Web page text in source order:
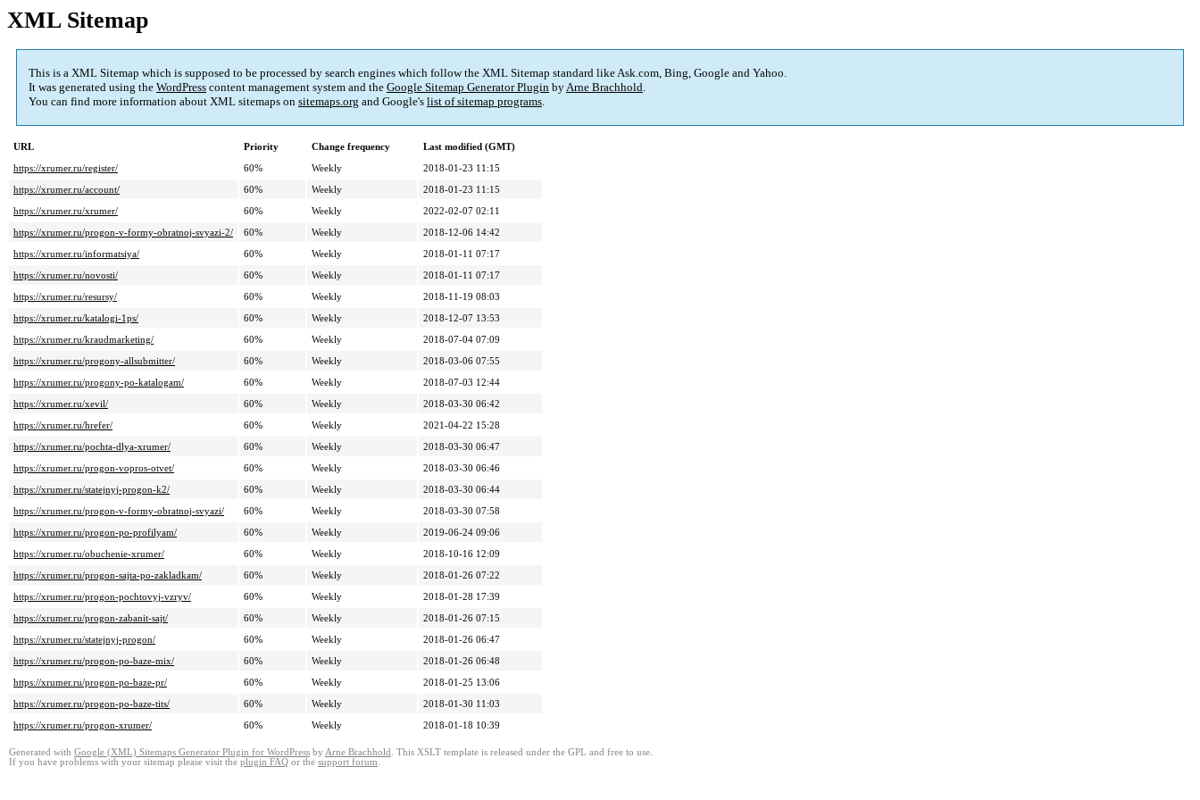
XML Sitemap
This is a XML Sitemap which is supposed to be processed by search engines which follow the XML Sitemap standard like Ask.com, Bing, Google and Yahoo.
It was generated using the WordPress content management system and the Google Sitemap Generator Plugin byArne Brachhold.
You can find more information about XML sitemaps on sitemaps.org and Google's list of sitemap programs.
URL Priority Change frequency
Last modified (GMT)
https://xrumer.ru/register/
60% Weekly
2018-01-23 11:15
https://xrumer.ru/account/
60% Weekly
2018-01-23 11:15
https://xrumer.ru/xrumer/
60% Weekly
2022-02-07 02:11
https://xrumer.ru/progon-v-formy-obratnoj-svyazi-2/
60% Weekly
2018-12-06 14:42
https://xrumer.ru/informatsiya/
60% Weekly
2018-01-11 07:17
https://xrumer.ru/novosti/
60% Weekly
2018-01-11 07:17
https://xrumer.ru/resursy/
60% Weekly
2018-11-19 08:03
https://xrumer.ru/katalogi-1ps/
60% Weekly
2018-12-07 13:53
https://xrumer.ru/kraudmarketing/
60% Weekly
2018-07-04 07:09
https://xrumer.ru/progony-allsubmitter/
60% Weekly
2018-03-06 07:55
https://xrumer.ru/progony-po-katalogam/
60% Weekly
2018-07-03 12:44
https://xrumer.ru/xevil/
60% Weekly
2018-03-30 06:42
https://xrumer.ru/hrefer/
60% Weekly
2021-04-22 15:28
https://xrumer.ru/pochta-dlya-xrumer/
60% Weekly
2018-03-30 06:47
https://xrumer.ru/progon-vopros-otvet/
60% Weekly
2018-03-30 06:46
https://xrumer.ru/statejnyj-progon-k2/
60% Weekly
2018-03-30 06:44
https://xrumer.ru/progon-v-formy-obratnoj-svyazi/
60% Weekly
2018-03-30 07:58
https://xrumer.ru/progon-po-profilyam/
60% Weekly
2019-06-24 09:06
https://xrumer.ru/obuchenie-xrumer/
60% Weekly
2018-10-16 12:09
https://xrumer.ru/progon-sajta-po-zakladkam/
60% Weekly
2018-01-26 07:22
https://xrumer.ru/progon-pochtovyj-vzryv/
60% Weekly
2018-01-28 17:39
https://xrumer.ru/progon-zabanit-sajt/
60% Weekly
2018-01-26 07:15
https://xrumer.ru/statejnyj-progon/
60% Weekly
2018-01-26 06:47
https://xrumer.ru/progon-po-baze-mix/
60% Weekly
2018-01-26 06:48
https://xrumer.ru/progon-po-baze-pr/
60% Weekly
2018-01-25 13:06
https://xrumer.ru/progon-po-baze-tits/
60% Weekly
2018-01-30 11:03
https://xrumer.ru/progon-xrumer/
60% Weekly 2018-01-18 10:39
Generated with Google (XML) Sitemaps Generator Plugin for WordPress by Arne Brachhold . This XSLT template is released under the GPL and free to use.
If you have problems with your sitemap please visit the plugin FAQ or the support forum.